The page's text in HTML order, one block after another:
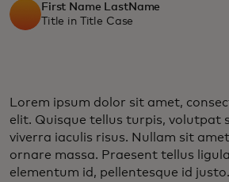
First Name LastName
Title in Title Case
Lorem ipsum dolor sit amet,
elit. Quisque tellus turpis, volutpat
viverra iaculis risus. Nullam sit
ornare massa. Praesent tellus
elementum id, pellentesque id